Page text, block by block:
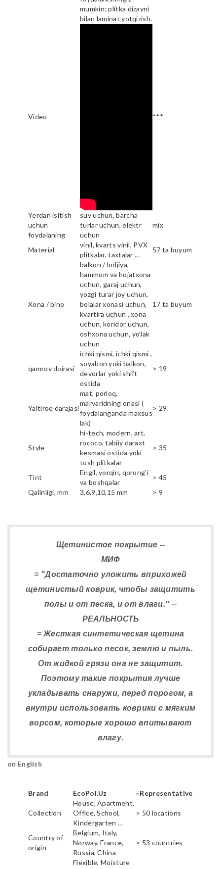
mumkin; plitka dizayni
bilan laminat yotqizish.
Video ***
Yerdan isitish
uchun
foydalaning
suv uchun, barcha
turlar uchun, elektr
uchun
mix
Material
vinil, kvarts vinil, PVX
plitkalar, taxtalar ...
57 ta buyum
Xona / bino
balkon / lodjiya,
hammom va hojatxona
uchun, garaj uchun,
yozgi turar joy uchun,
bolalar xonasi uchun,
kvartira uchun , xona
uchun, koridor uchun,
oshxona uchun, yo'lak
uchun
17 ta buyum
qamrov doirasi
ichki qismi, ichki qismi ,
soyabon yoki balkon,
devorlar yoki shift
ostida
> 19
Yaltiroq darajasi
mat, porloq,
marvaridning onasi (
foydalanganda maxsus
lak)
> 29
Style
hi-tech, modern, art,
rococo, tabiiy daraxt
kesmasi ostida yoki
tosh plitkalar
> 35
Tint
Engil, yorqin, qorong'i
va boshqalar
> 45
Qalinligi, mm
3,6,9,10,15 mm > 9
Щетинистое покрытие --
МИФ
= "Достаточно уложить вприхожей
щетинистый коврик, чтобы защитить
полы и от песка, и от влаги." --
РЕАЛЬНОСТЬ
= Жесткая синтетическая щетина
собирает только песок, землю и пыль.
От жидкой грязи она не защитит.
Поэтому такие покрытия лучше
укладывать снаружи, перед порогом, а
внутри использовать коврики с мягким
ворсом, которые хорошо впитывают
влагу.
on English
Brand EcoPol.Uz =Representative
Collection
House, Apartment,
Office, School,
Kindergarten ...
> 50 locations
Country of
origin
Belgium, Italy,
Norway, France,
Russia, China
> 53 countries
Flexible, Moisture